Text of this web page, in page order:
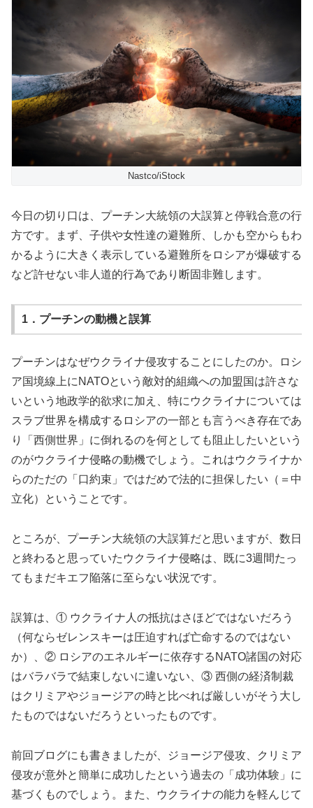
Nastco/iStock
今日の切り口は、プーチン大統領の大誤算と停戦合意の行
方です。まず、子供や女性達の避難所、しかも空からもわ
かるように大きく表示している避難所をロシアが爆破する
など許せない非人道的行為であり断固非難します。
1．プーチンの動機と誤算
プーチンはなぜウクライナ侵攻することにしたのか。ロシ
ア国境線上にNATOという敵対的組織への加盟国は許さな
いという地政学的欲求に加え、特にウクライナについては
スラブ世界を構成するロシアの一部とも言うべき存在であ
り「西側世界」に倒れるのを何としても阻止したいという
のがウクライナ侵略の動機でしょう。これはウクライナか
らのただの「口約束」ではだめで法的に担保したい（＝中
立化）ということです。
ところが、プーチン大統領の大誤算だと思いますが、数日
と終わると思っていたウクライナ侵略は、既に3週間たっ
てもまだキエフ陥落に至らない状況です。
誤算は、① ウクライナ人の抵抗はさほどではないだろう
（何ならゼレンスキーは圧迫すれば亡命するのではない
か）、② ロシアのエネルギーに依存するNATO諸国の対応
はバラバラで結束しないに違いない、③ 西側の経済制裁
はクリミアやジョージアの時と比べれば厳しいがそう大し
たものではないだろうといったものです。
前回ブログにも書きましたが、ジョージア侵攻、クリミア
侵攻が意外と簡単に成功したという過去の「成功体験」に
基づくものでしょう。また、ウクライナの能力を軽んじて